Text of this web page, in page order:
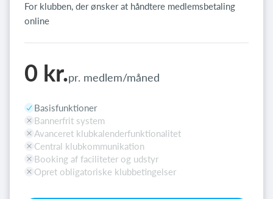
For klubben, der ønsker at håndtere medlemsbetaling
online
0 kr.pr. medlem/måned
Basisfunktioner
Bannerfrit system
Avanceret klubkalenderfunktionalitet
Central klubkommunikation
Booking af faciliteter og udstyr
Opret obligatoriske klubbetingelser